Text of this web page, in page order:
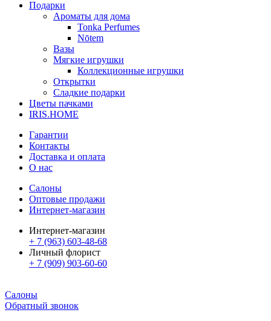
Подарки
Ароматы для дома
Tonka Perfumes
Nōtem
Вазы
Мягкие игрушки
Коллекционные игрушки
Открытки
Сладкие подарки
Цветы пачками
IRIS.HOME
Гарантии
Контакты
Доставка и оплата
О нас
Салоны
Оптовые продажи
Интернет-магазин
Интернет-магазин
+ 7 (963) 603-48-68
Личный флорист
+ 7 (909) 903-60-60
Салоны
Обратный звонок